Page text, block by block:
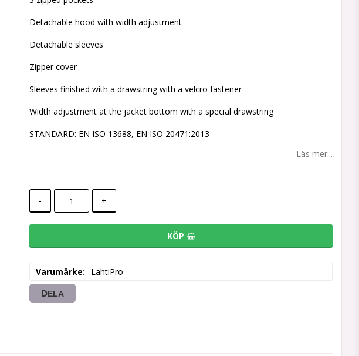
Detachable hood with width adjustment
Detachable sleeves
Zipper cover
Sleeves finished with a drawstring with a velcro fastener
Width adjustment at the jacket bottom with a special drawstring
STANDARD: EN ISO 13688, EN ISO 20471:2013
Läs mer...
- +
KÖP
Varumärke LahtiPro
DELA